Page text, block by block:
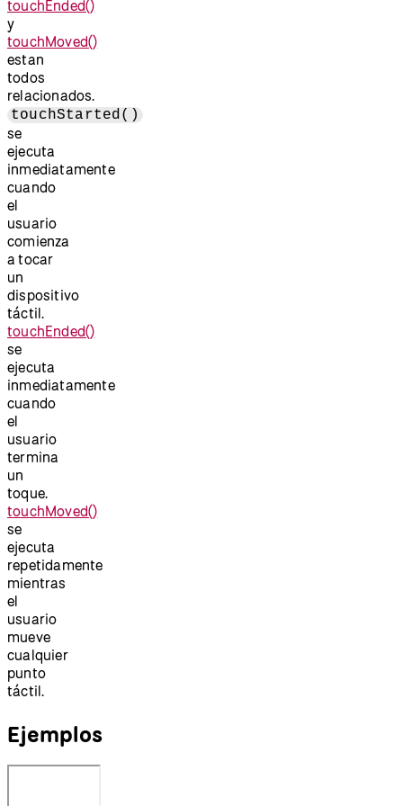
touchEnded()
y
touchMoved()
estan
todos
relacionados.
touchStarted()
se
ejecuta
inmediatamente
cuando
el
usuario
comienza
a tocar
un
dispositivo
táctil.
touchEnded()
se
ejecuta
inmediatamente
cuando
el
usuario
termina
un
toque.
touchMoved()
se
ejecuta
repetidamente
mientras
el
usuario
mueve
cualquier
punto
táctil.
Ejemplos